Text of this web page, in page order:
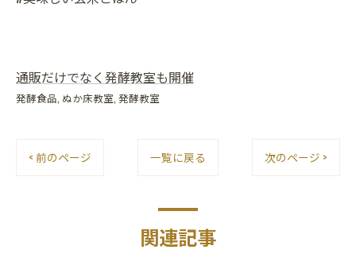
通販だけでなく発酵教室も開催
発酵食品 ぬか床教室 発酵教室
< 前のページ 一覧に戻る 次のページ >
関連記事